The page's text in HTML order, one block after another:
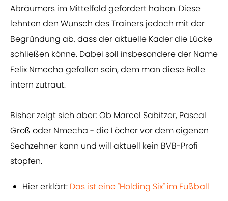
Abräumers im Mittelfeld gefordert haben. Diese
lehnten den Wunsch des Trainers jedoch mit der
Begründung ab, dass der aktuelle Kader die Lücke
schließen könne. Dabei soll insbesondere der Name
Felix Nmecha gefallen sein, dem man diese Rolle
intern zutraut.
Bisher zeigt sich aber: Ob Marcel Sabitzer, Pascal
Groß oder Nmecha - die Löcher vor dem eigenen
Sechzehner kann und will aktuell kein BVB-Profi
stopfen.
Hier erklärt: Das ist eine "Holding Six" im Fußball